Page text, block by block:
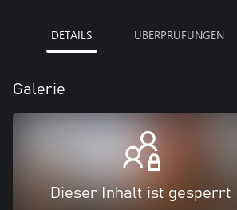
DETAILS ÜBERPRÜFUNGEN
Galerie
Dieser Inhalt ist gesperrt